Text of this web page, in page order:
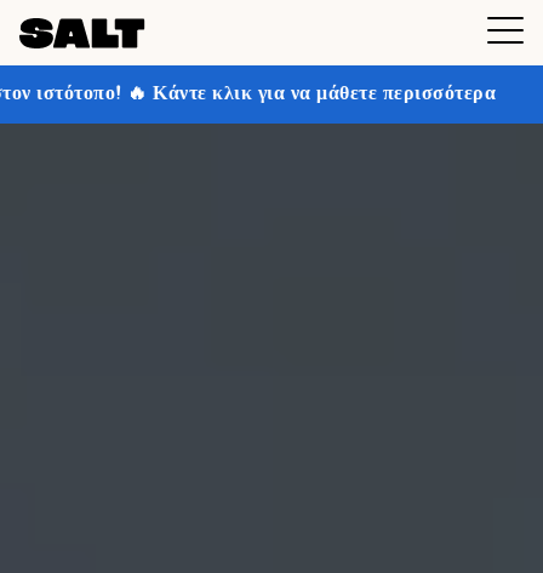
κλικ για να μάθετε περισσότερα Κερδίστε έως